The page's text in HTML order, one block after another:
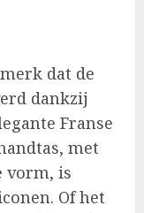
dat de
dankzij
Franse
met
vorm, is
Of het